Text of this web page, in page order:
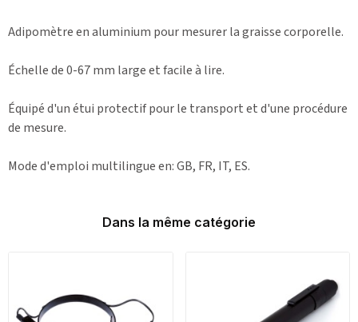
Adipomètre en aluminium pour mesurer la graisse corporelle.
Échelle de 0-67 mm large et facile à lire.
Équipé d'un étui protectif pour le transport et d'une procédure
de mesure.
Mode d'emploi multilingue en: GB, FR, IT, ES.
Dans la même catégorie